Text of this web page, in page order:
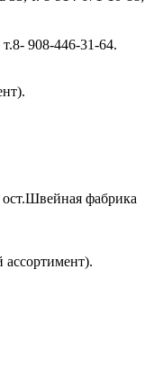
908-446-31-64.
фабрика